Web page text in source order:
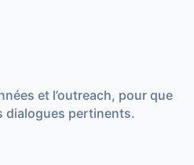
et l’outreach, pour que
dialogues pertinents.